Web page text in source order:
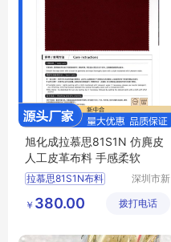
旭化成拉慕思81S1N 仿麂皮
人工皮革布料 手感柔软
拉慕思81S1N布料
ASAHIKASEI布料
深圳市新
链有限公
￥ 380.00 拨打电话